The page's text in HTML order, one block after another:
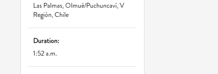
Las Palmas, Olmué/Puchuncaví, V
Región, Chile
Duration:
1:52 a.m.